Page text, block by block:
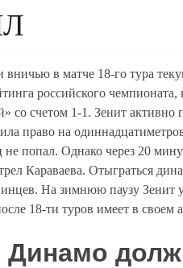
в матче 18-го тура
российского
со счетом 1-1. Зенит активно
право на
попал. Однако через 20
Караваева. Отыграться
На зимнюю паузу Зенит
18-ти туров имеет в своем
Динамо